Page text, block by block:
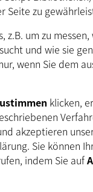
Juli 2024
MSI
26,2 MB
ähnlich (AVX2-
Seite zu
z.B. um zu
und wie sie
wenn Sie dem
klicken,
akzeptieren
Sie können
indem Sie auf